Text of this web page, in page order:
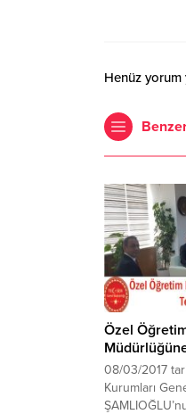
Henüz yorum
Özel
08/03/2017
Kurumları